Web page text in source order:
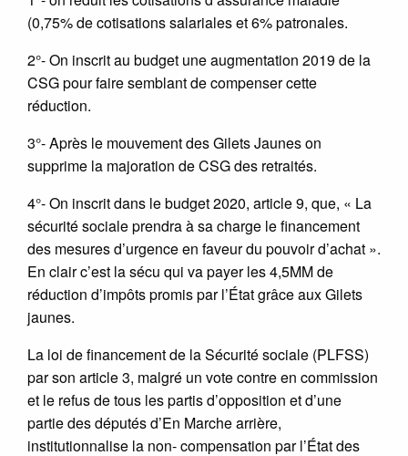
(0,75% de cotisations salariales et 6% patronales.
2°- On inscrit au budget une augmentation 2019 de la
CSG pour faire semblant de compenser cette
réduction.
3°- Après le mouvement des Gilets Jaunes on
supprime la majoration de CSG des retraités.
4°- On inscrit dans le budget 2020, article 9, que, « La
sécurité sociale prendra à sa charge le financement
des mesures d’urgence en faveur du pouvoir d’achat ».
En clair c’est la sécu qui va payer les 4,5MM de
réduction d’impôts promis par l’État grâce aux Gilets
jaunes.
La loi de financement de la Sécurité sociale (PLFSS)
par son article 3, malgré un vote contre en commission
et le refus de tous les partis d’opposition et d’une
partie des députés d’En Marche arrière,
institutionnalise la non- compensation par l’État des